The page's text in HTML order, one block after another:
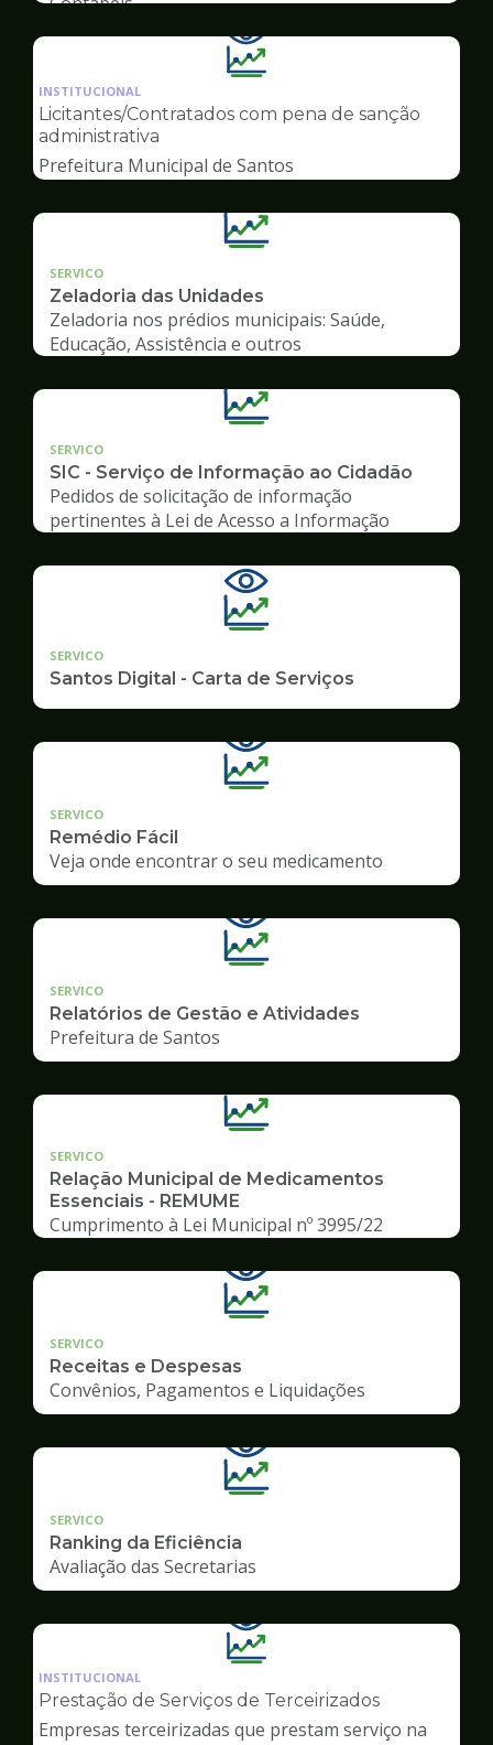
Ilustração
da
pagina
Transparência
INSTITUCIONAL
Licitantes/Contratados com pena de sanção
administrativa
Prefeitura Municipal de Santos
SERVICO
Zeladoria das Unidades
Zeladoria nos prédios municipais: Saúde,
Educação, Assistência e outros
SERVICO
SIC - Serviço de Informação ao Cidadão
Pedidos de solicitação de informação
pertinentes à Lei de Acesso a Informação
SERVICO
Santos Digital - Carta de Serviços
SERVICO
Remédio Fácil
Veja onde encontrar o seu medicamento
SERVICO
Relatórios de Gestão e Atividades
Prefeitura de Santos
SERVICO
Relação Municipal de Medicamentos
Essenciais - REMUME
Cumprimento à Lei Municipal nº 3995/22
SERVICO
Receitas e Despesas
Convênios, Pagamentos e Liquidações
SERVICO
Ranking da Eficiência
Avaliação das Secretarias
Ilustração
da
pagina
INSTITUCIONAL
Prestação de Serviços de Terceirizados
Empresas terceirizadas que prestam serviço na